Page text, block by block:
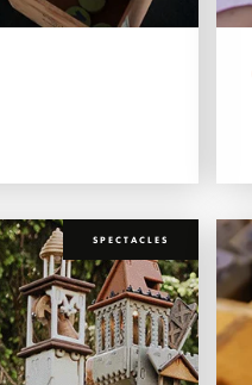
SPECTACLES